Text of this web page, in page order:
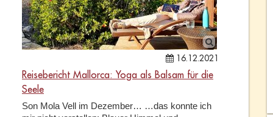
16.12.2021
Reisebericht Mallorca: Yoga als Balsam für die
Seele
Son Mola Vell im Dezember… …das konnte ich